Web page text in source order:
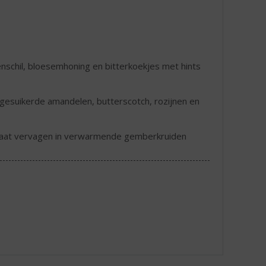
bloesemhoning en bitterkoekjes met hints
amandelen, butterscotch, rozijnen en
vervagen in verwarmende gemberkruiden